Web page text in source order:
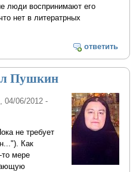
люди воспринимают его
нет в литератрных
ответить
Пушкин
, 04/06/2012 -
не требует
Как
то мере